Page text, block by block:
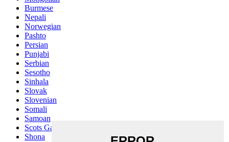
Burmese
Nepali
Norwegian
Pashto
Persian
Punjabi
Serbian
Sesotho
Sinhala
Slovak
Slovenian
Somali
Samoan
Scots Gaelic
Shona